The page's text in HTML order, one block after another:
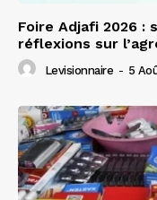
Foire Adjafi 2026 :
réflexions sur
Levisionnaire - 5